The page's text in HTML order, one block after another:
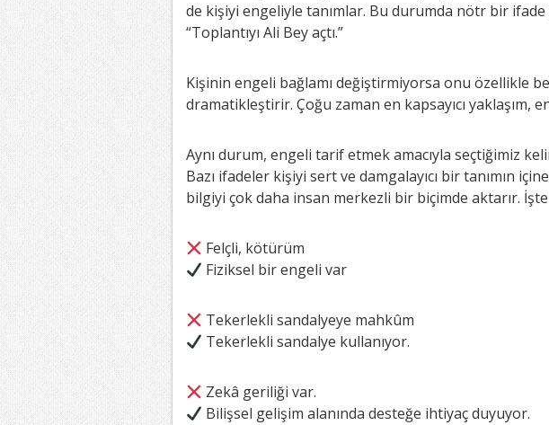
de kişiyi engeliyle tanımlar. Bu durumda nötr bir
“Toplantıyı Ali Bey açtı.”
Kişinin engeli bağlamı değiştirmiyorsa onu özellikle
dramatikleştirir. Çoğu zaman en kapsayıcı yaklaşım,
Aynı durum, engeli tarif etmek amacıyla seçtiğimiz
Bazı ifadeler kişiyi sert ve damgalayıcı bir tanımın içine
bilgiyi çok daha insan merkezli bir biçimde aktarır.
Felçli, kötürüm
Fiziksel bir engeli var
Tekerlekli sandalyeye mahkûm
Tekerlekli sandalye kullanıyor.
Zekâ geriliği var.
Bilişsel gelişim alanında desteğe ihtiyaç duyuyor.